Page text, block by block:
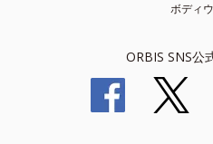
ボディ
ORBIS SNS公